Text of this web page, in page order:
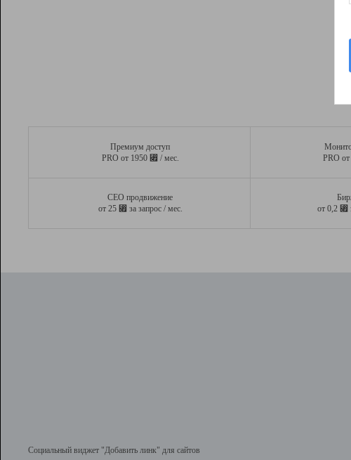
Премиум доступ
PRO от 1950 ⃏ / мес.
PRO
СЕО продвижение
от 25 ⃏ за запрос / мес.
от 0,2 ⃏
Социальный виджет "Добавить линк" для сайтов